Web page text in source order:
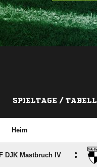
SPIELTAGE /
Heim
DJK Mastbruch IV :